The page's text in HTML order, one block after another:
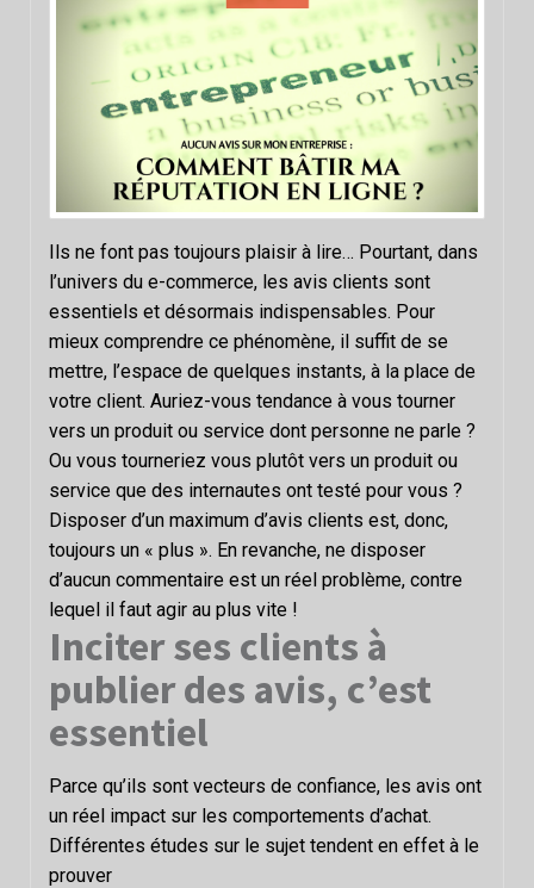
Ils ne font pas toujours plaisir à lire… Pourtant, dans
l’univers du e-commerce, les avis clients sont
essentiels et désormais indispensables. Pour
mieux comprendre ce phénomène, il suffit de se
mettre, l’espace de quelques instants, à la place de
votre client. Auriez-vous tendance à vous tourner
vers un produit ou service dont personne ne parle ?
Ou vous tourneriez vous plutôt vers un produit ou
service que des internautes ont testé pour vous ?
Disposer d’un maximum d’avis clients est, donc,
toujours un « plus ». En revanche, ne disposer
d’aucun commentaire est un réel problème, contre
lequel il faut agir au plus vite !
Inciter ses clients à
publier des avis, c’est
essentiel
Parce qu’ils sont vecteurs de confiance, les avis ont
un réel impact sur les comportements d’achat.
Différentes études sur le sujet tendent en effet à le
prouver